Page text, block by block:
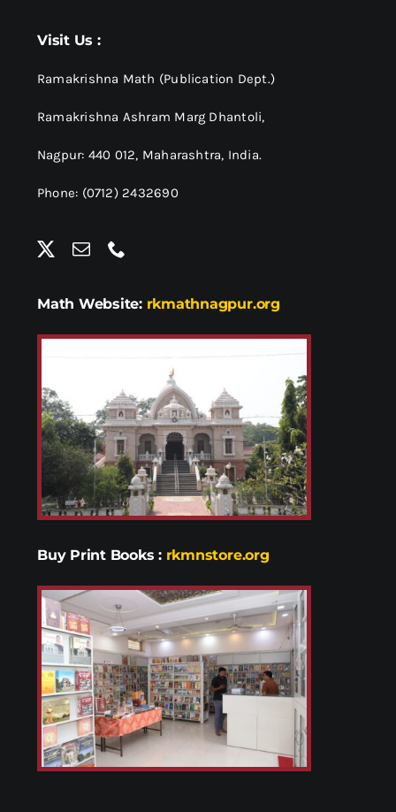
स्वामी विवेकानन्द
शास्त्र ग्रन्थ
अन्य प्रवर्ग
Visit Us :
Ramakrishna Math (Publication Dept.)
Ramakrishna Ashram Marg Dhantoli,
Nagpur: 440 012, Maharashtra, India.
Phone: (0712) 2432690
Math Website: rkmathnagpur.org
Buy Print Books : rkmnstore.org